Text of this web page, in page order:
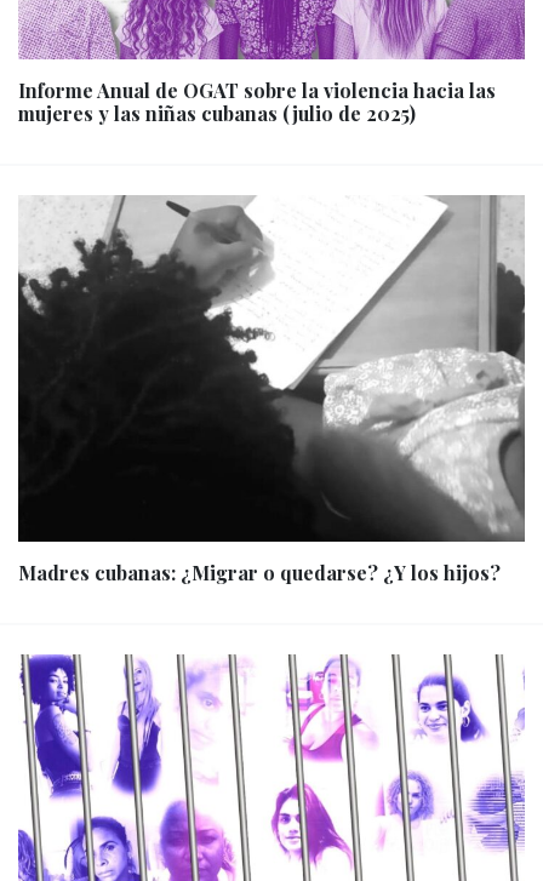
Informe Anual de OGAT sobre la violencia hacia las
mujeres y las niñas cubanas (julio de 2025)
Madres cubanas: ¿Migrar o quedarse? ¿Y los hijos?